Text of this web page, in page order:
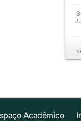
Acadêmico